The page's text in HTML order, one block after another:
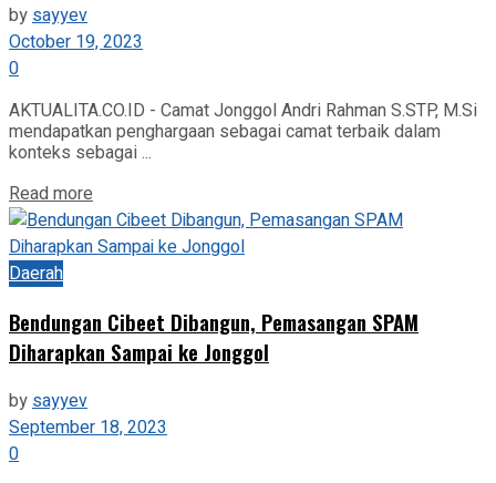
by sayyev
October 19, 2023
0
AKTUALITA.CO.ID - Camat Jonggol Andri Rahman S.STP, M.Si
mendapatkan penghargaan sebagai camat terbaik dalam
konteks sebagai ...
Read more
Daerah
Bendungan Cibeet Dibangun, Pemasangan SPAM
Diharapkan Sampai ke Jonggol
bysayyev
September 18, 2023
0